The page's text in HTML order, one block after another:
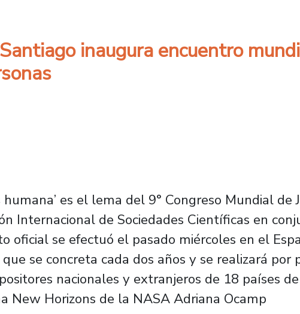
inaugura encuentro
humana’ es el lema del 9° Congreso Mundial
Internacional de Sociedades Científicas en
oficial se efectuó el pasado miércoles en el
se concreta cada dos años y se realizará
nacionales y extranjeros de 18 países
New Horizons de la NASA Adriana Ocamp